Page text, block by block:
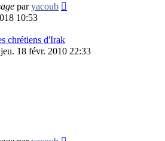
paryacoub
10:53
chrétiens d'Irak
jeu. 18 févr. 2010 22:33